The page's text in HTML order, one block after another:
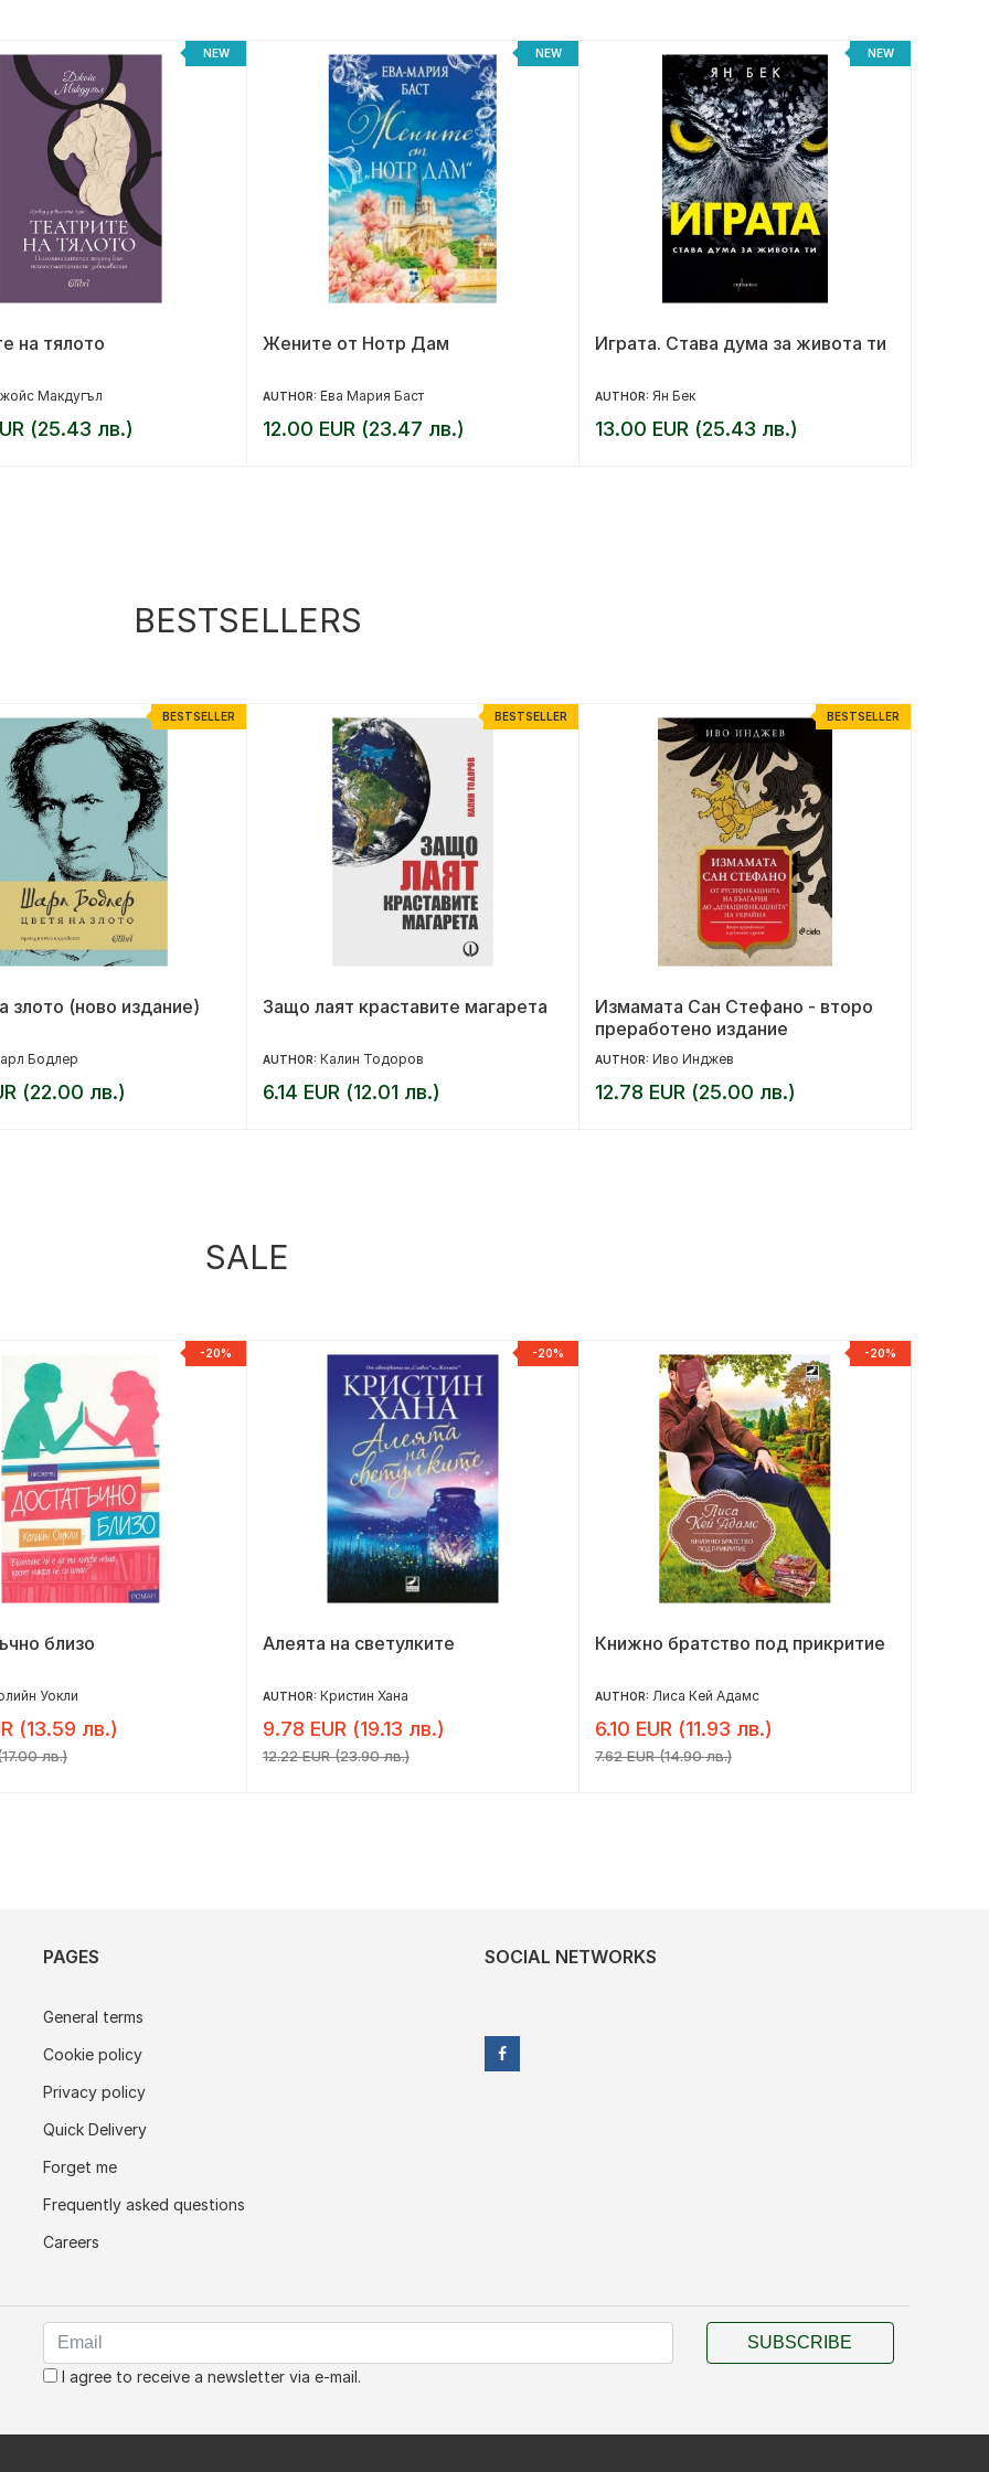
NEW
на тялото
Макдугъл
(25.43 лв.)
NEW
Жените от Нотр Дам
AUTHOR: Ева Мария Баст
12.00 EUR (23.47 лв.)
NEW
Играта. Става дума за живота ти
AUTHOR: Ян Бек
13.00 EUR (25.43 лв.)
BESTSELLERS
BESTSELLER
злото (ново издание)
Бодлер
(22.00 лв.)
BESTSELLER
Защо лаят краставите магарета
AUTHOR: Калин Тодоров
6.14 EUR (12.01 лв.)
BESTSELLER
Измамата Сан Стефано - второ
преработено издание
AUTHOR: Иво Инджев
12.78 EUR (25.00 лв.)
SALE
-20%
близо
Уокли
(13.59 лв.)
лв.)
-20%
Алеята на светулките
AUTHOR: Кристин Хана
9.78 EUR (19.13 лв.)
12.22 EUR (23.90 лв.)
-20%
Книжно братство под прикритие
AUTHOR: Лиса Кей Адамс
6.10 EUR (11.93 лв.)
7.62 EUR (14.90 лв.)
PAGES
General terms
Cookie policy
Privacy policy
Quick Delivery
Forget me
Frequently asked questions
Careers
SOCIAL NETWORKS
I agree to receive a newsletter via e-mail.
SUBSCRIBE